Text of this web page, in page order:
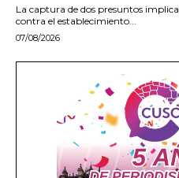
La captura de dos presuntos
contra el establecimiento...
07/08/2026